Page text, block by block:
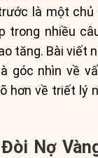
là một chủ
trong nhiều
tăng. Bài viết
góc nhìn về
hơn về triết lý
Nợ